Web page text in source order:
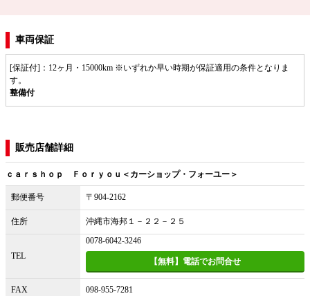
車両保証
[保証付]：12ヶ月・15000km ※いずれか早い時期が保証適用の条件となりま
す。
整備付
販売店舗詳細
ｃａｒｓｈｏｐ Ｆｏｒｙｏｕ＜カーショップ・フォーユー＞
郵便番号 〒904-2162
住所 沖縄市海邦１－２２－２５
TEL
0078-6042-3246
【無料】電話でお問合せ
FAX 098-955-7281